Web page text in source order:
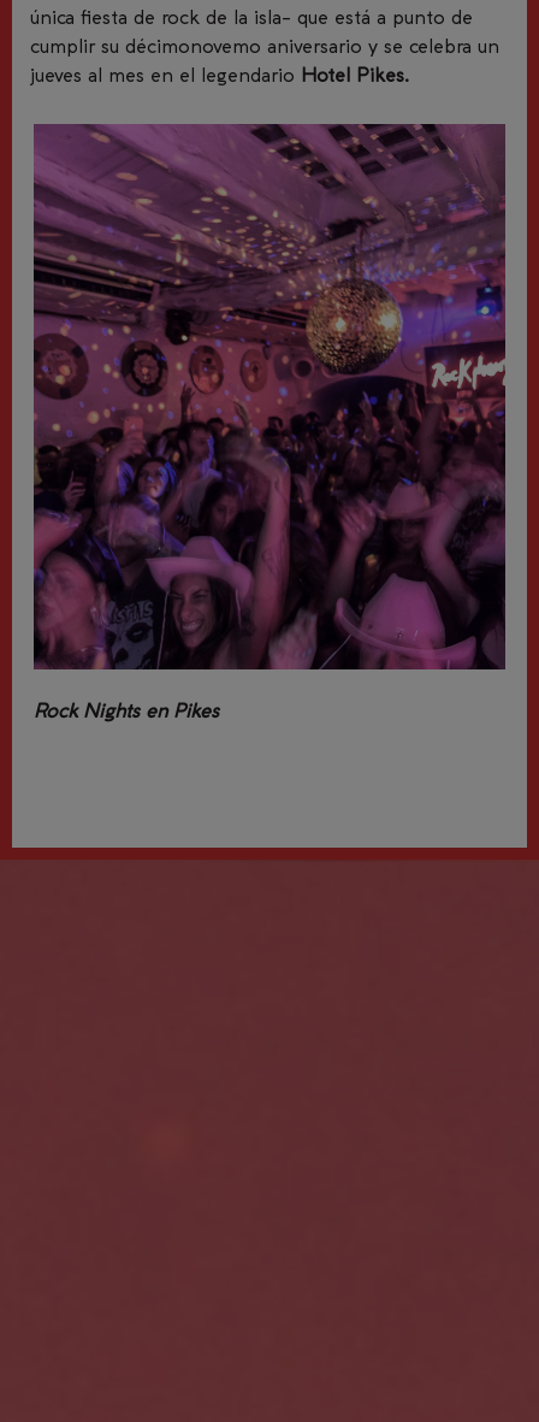
única fiesta de rock de la isla- que está a punto de
cumplir su décimonovemo aniversario y se celebra un
jueves al mes en el legendario Hotel Pikes.
Rock Nights en Pikes